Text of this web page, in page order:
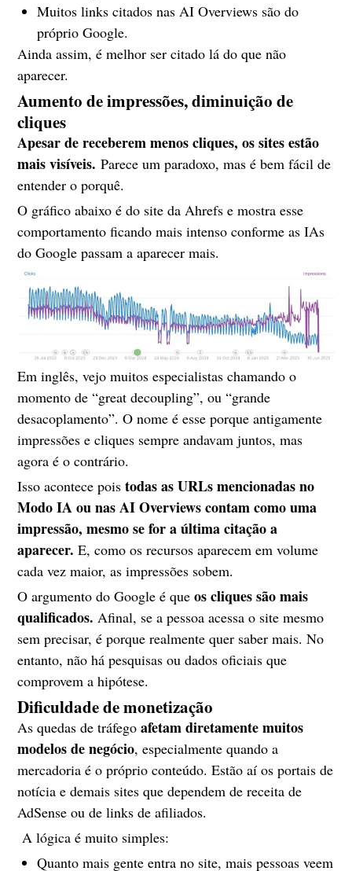
Muitos links citados nas AI Overviews são do
próprio Google.
Ainda assim, é melhor ser citado lá do que não
aparecer.
Aumento de impressões, diminuição de
cliques
Apesar de receberem menos cliques, os sites estão
mais visíveis.Parece um paradoxo, mas é bem fácil de
entender o porquê.
O gráfico abaixo é do site da Ahrefs e mostra esse
comportamento ficando mais intenso conforme as IAs
do Google passam a aparecer mais.
Em inglês, vejo muitos especialistas chamando o
momento de “great decoupling”, ou “grande
desacoplamento”. O nome é esse porque antigamente
impressões e cliques sempre andavam juntos, mas
agora é o contrário.
Isso acontece poistodas as URLs mencionadas no
Modo IA ou nas AI Overviews contam como uma
impressão, mesmo se for a última citação a
aparecer.E, como os recursos aparecem em volume
cada vez maior, as impressões sobem.
O argumento do Google é queos cliques são mais
qualificados.Afinal, se a pessoa acessa o site mesmo
sem precisar, é porque realmente quer saber mais. No
entanto, não há pesquisas ou dados oficiais que
comprovem a hipótese.
Dificuldade de monetização
As quedas de tráfegoafetam diretamente muitos
modelos de negócio, especialmente quando a
mercadoria é o próprio conteúdo. Estão aí os portais de
notícia e demais sites que dependem de receita de
AdSense ou de links de afiliados.
A lógica é muito simples:
Quanto mais gente entra no site, mais pessoas veem